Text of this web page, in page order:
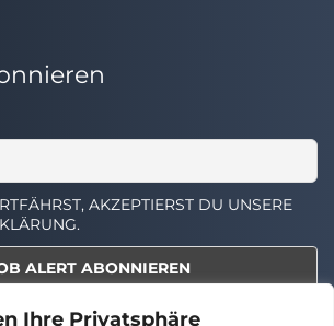
Ihre Privatsphäre
AKZEPTIERST DU UNSERE